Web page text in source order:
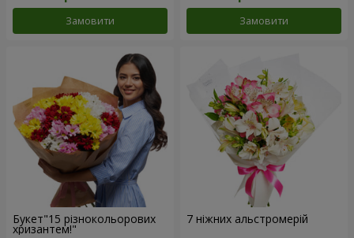
Замовити Замовити
Букет"15 різнокольорових
хризантем!"
7 ніжних альстромерій